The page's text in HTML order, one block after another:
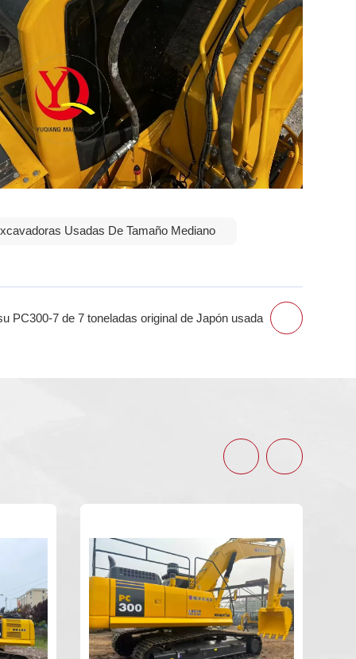
Usadas De Tamaño Mediano
PC300-7 de 7 toneladas original de Japón usada